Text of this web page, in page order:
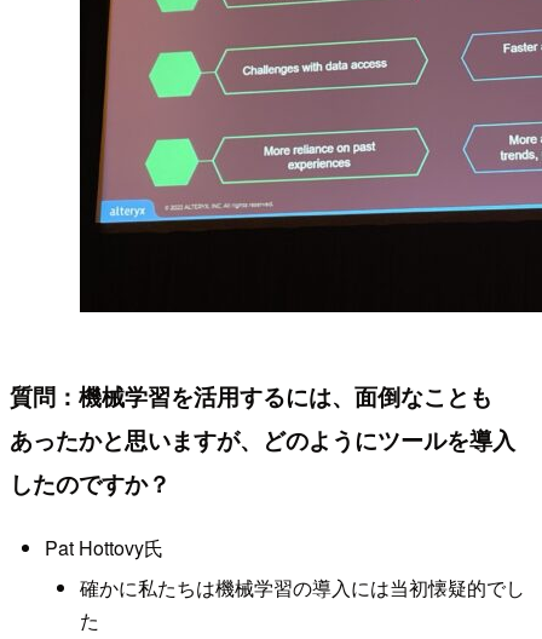
質問：機械学習を活用するには、面倒なことも
あったかと思いますが、どのようにツールを導入
したのですか？
Pat Hottovy氏
確かに私たちは機械学習の導入には当初懐疑的でし
た